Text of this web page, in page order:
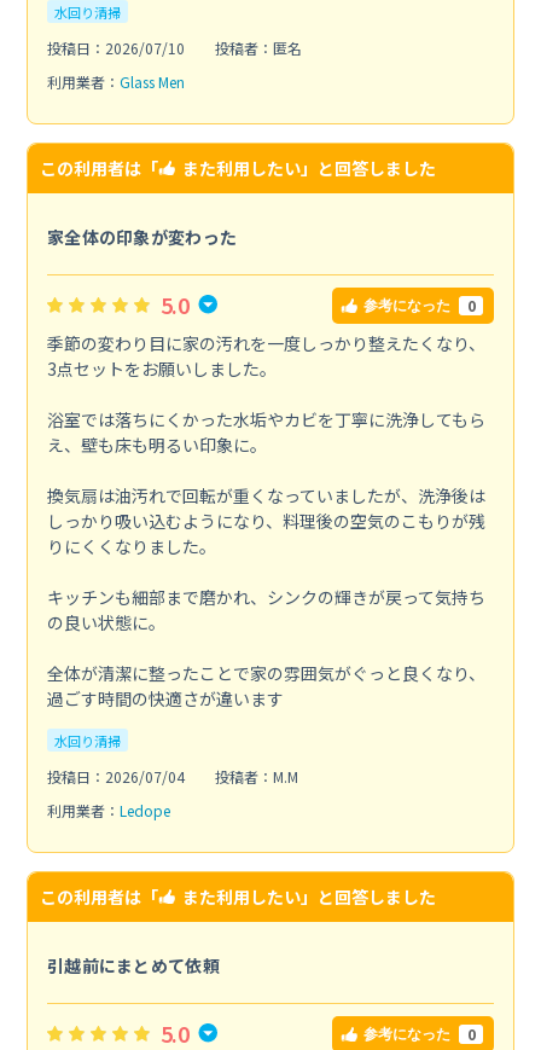
水回り清掃
投稿日：2026/07/10
投稿者：匿名
利用業者： Glass Men
この利用者は「 また利用したい」と回答しました
家全体の印象が変わった
5.0 参考になった 0
季節の変わり目に家の汚れを一度しっかり整えたくなり、
3点セットをお願いしました。
浴室では落ちにくかった水垢やカビを丁寧に洗浄してもら
え、壁も床も明るい印象に。
換気扇は油汚れで回転が重くなっていましたが、洗浄後は
しっかり吸い込むようになり、料理後の空気のこもりが残
りにくくなりました。
キッチンも細部まで磨かれ、シンクの輝きが戻って気持ち
の良い状態に。
全体が清潔に整ったことで家の雰囲気がぐっと良くなり、
過ごす時間の快適さが違います
水回り清掃
投稿日：2026/07/04
投稿者：M.M
利用業者： Ledope
この利用者は「 また利用したい」と回答しました
引越前にまとめて依頼
5.0 参考になった 0